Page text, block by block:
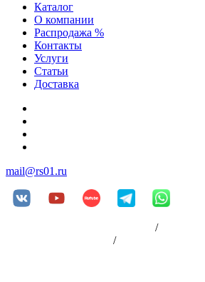
Каталог
О компании
Распродажа %
Контакты
Услуги
Статьи
Доставка
mail@rs01.ru
/
/